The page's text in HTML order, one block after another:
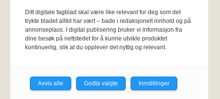
Utgiver:Norsk Fysioterapeutforbund
Annonsere:Her er info om annonsepriser
og frister.Stillingsannonse klikk her.
Om oss:Om Fysioterapeuten.no
Meld deg på nyhetsbrev
Ditt digitale fagblad skal være like relevant for deg som det
trykte bladet alltid har vært – bade i redaksjonelt innhold og på
annonseplass. I digital publisering bruker vi informasjon fra
dine besøk på nettstedet for å kunne utvikle produktet
kontinuerlig, slik at du opplever det nyttig og relevant.
Avvis alle Godta valgte Innstillinger